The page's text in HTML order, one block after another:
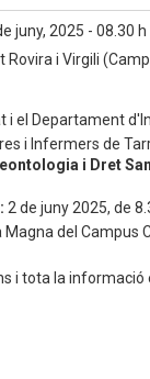
juny, 2025 - 08.30 h
Rovira i Virgili
i el Departament
i Infermers de
i Dret
2 de juny 2025, de
Magna del Campus
i tota la informació